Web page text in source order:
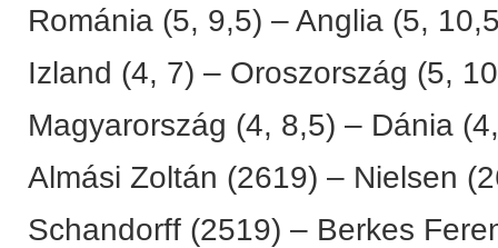
Románia (5, 9,5) – Anglia (5,
Izland (4, 7) – Oroszország (5,
Magyarország (4, 8,5) – Dánia
Almási Zoltán (2619) – Nielsen
Schandorff (2519) – Berkes